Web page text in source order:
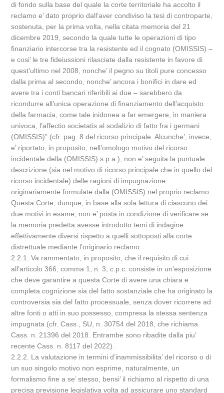
di fondo sulla base del quale la corte territoriale ha accolto il
reclamo e’ dato proprio dall’aver condiviso la tesi di controparte,
sostenuta, per la prima volta, nella citata memoria del 21
dicembre 2019, secondo la quale tutte le operazioni di tipo
finanziario intercorse tra la resistente ed il cognato (OMISSIS) –
e cosi’ le tre fideiussioni rilasciate dalla resistente in favore di
quest’ultimo nel 2008, nonche’ il pegno su titoli pure concesso
dalla prima al secondo, nonche’ ancora i bonifici in dare ed
avere tra i conti bancari riferibili ai due – sarebbero da
ricondurre all’unica operazione di finanziamento dell’acquisto
della farmacia, come tale inidonea a far emergere, in maniera
univoca, l’affectio societatis al sodalizio di fatto fra i germani
(OMISSIS)” (cfr. pag. 8 del ricorso principale. Alcunche’, invece,
e’ riportato, in proposito, nell’omologo motivo del ricorso
incidentale della (OMISSIS) s.p.a.), non e’ seguita la puntuale
descrizione (sia nel motivo di ricorso principale che in quello del
ricorso incidentale) delle ragioni di impugnazione
originariamente formulate dalla (OMISSIS) nel proprio reclamo.
Questa Corte, dunque, in base alla sola lettura di ciascuno dei
due motivi in esame, non e’ posta in condizione di verificare se
la memoria predetta avesse introdotto temi di indagine
effettivamente diversi rispetto a quelli sottoposti alla corte
distrettuale mediante l’originario reclamo.
2.2.1. Va rammentato, in proposito, che il requisito di cui
all’articolo 366, comma 1, n. 3, c.p.c. consiste in un’esposizione
che deve garantire a questa Corte di avere una chiara e
completa cognizione sia del fatto sostanziale che ha originato la
controversia sia del fatto processuale, senza dover ricorrere ad
altre fonti o atti in suo possesso, compresa la stessa sentenza
impugnata (cfr. Cass., SU, n. 30754 del 2018, che richiama
Cass. n. 21396 del 2018. Entrambe sono ribadite dalla piu’
recente Cass. n. 8117 del 2022).
2.2.2. La valutazione in termini d’inammissibilita’ del ricorso o di
un suo singolo motivo non esprime, naturalmente, un
formalismo fine a se’ stesso, bensi’ il richiamo al rispetto di una
precisa previsione legislativa volta ad assicurare uno standard